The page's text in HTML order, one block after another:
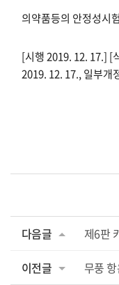
의약품등의 안정성시
[시행 2019. 12. 17.] [
2019. 12. 17., 일부개
다음글 제6판
이전글